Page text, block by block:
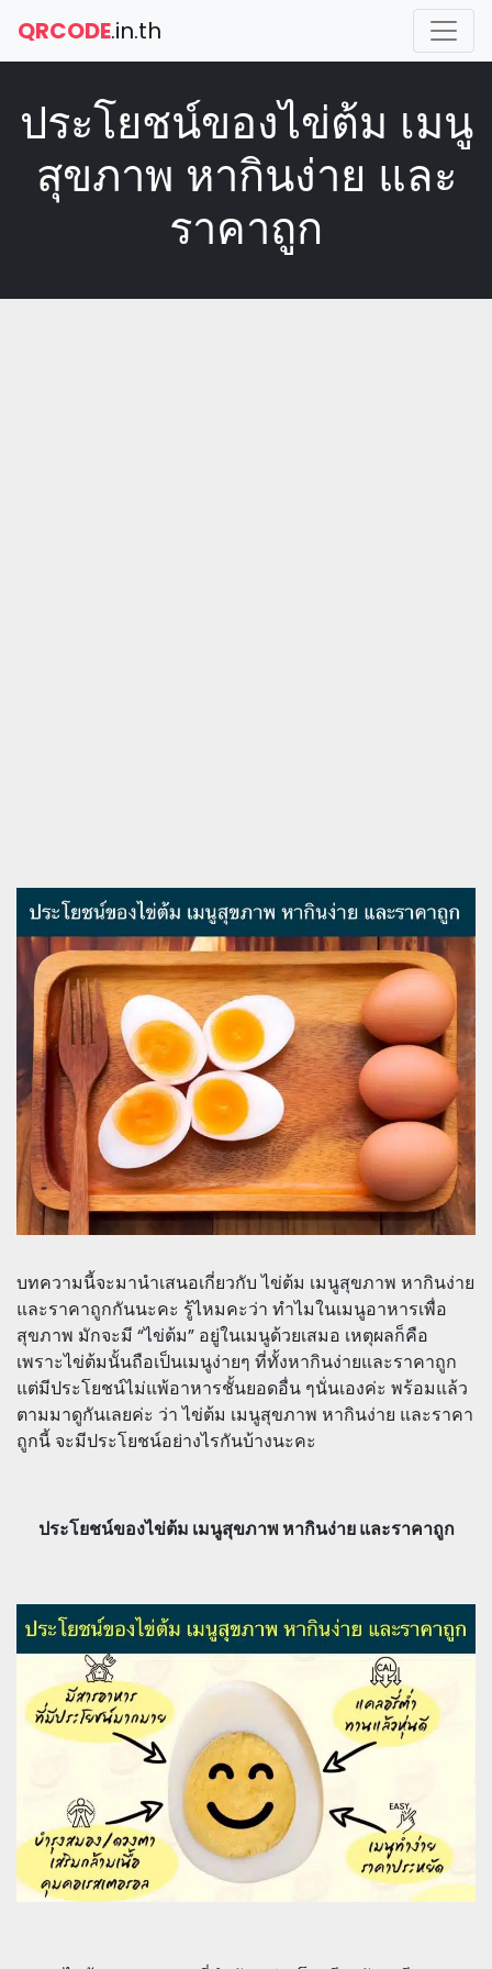
QRCODE.in.th
ประโยชน์ของไข่ต้ม เมนู
สุขภาพ หากินง่าย และ
ราคาถูก
บทความนี้จะมานำเสนอเกี่ยวกับ ไข่ต้ม เมนูสุขภาพ หากินง่าย
และราคาถูกกันนะคะ รู้ไหมคะว่า ทำไมในเมนูอาหารเพื่อ
สุขภาพ มักจะมี “ไข่ต้ม” อยู่ในเมนูด้วยเสมอ เหตุผลก็คือ
เพราะไข่ต้มนั้นถือเป็นเมนูง่ายๆ ที่ทั้งหากินง่ายและราคาถูก
แต่มีประโยชน์ไม่แพ้อาหารชั้นยอดอื่น ๆนั่นเองค่ะ พร้อมแล้ว
ตามมาดูกันเลยค่ะ ว่า ไข่ต้ม เมนูสุขภาพ หากินง่าย และราคา
ถูกนี้ จะมีประโยชน์อย่างไรกันบ้างนะคะ
ประโยชน์ของไข่ต้ม เมนูสุขภาพ หากินง่าย และราคาถูก